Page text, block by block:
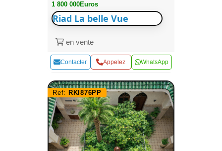
1 800 000Euros
Riad La belle Vue
en vente
Contacter Appelez WhatsApp
Ref: RKI876PP